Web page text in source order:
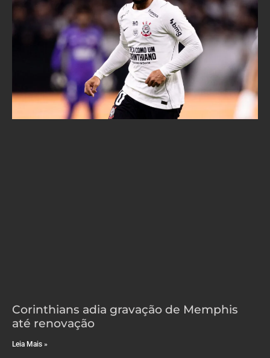
Corinthians adia gravação de Memphis
até renovação
Leia Mais »